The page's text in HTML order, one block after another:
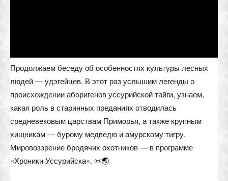
Продолжаем беседу об особенностях культуры лесных
людей — удэгейцев. В этот раз услышим легенды о
происхождении аборигенов уссурийской тайги, узнаем,
какая роль в старинных преданиях отводилась
средневековым царствам Приморья, а также крупным
хищникам — бурому медведю и амурскому тигру.
Мировоззрение бродячих охотников — в программе
«Хроники Уссурийска». 📜🌏